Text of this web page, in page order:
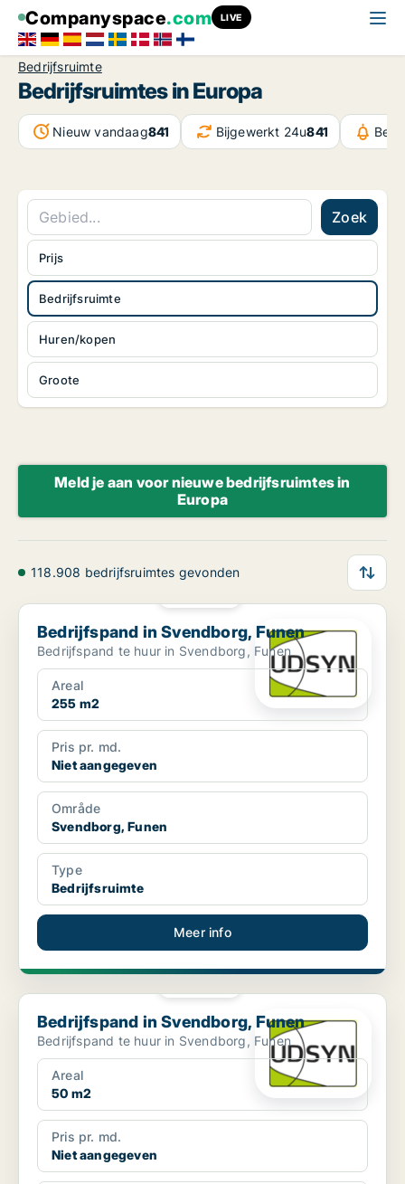
Companyspace.com LIVE
Bedrijfsruimte
Bedrijfsruimtes in Europa
Nieuw vandaag841 Bijgewerkt 24u841
Zoek
Bedrijfsruimte
Huren/kopen
Groote
Prijs
Meld je aan voor nieuwe bedrijfsruimtes in
Europa
118.908 bedrijfsruimtes gevonden
Bedrijfspand in Svendborg, Funen
Bedrijfspand in Svendborg, Funen
Bedrijfspand te huur in Svendborg, Funen
Areal
255 m2
Pris pr. md.
Niet aangegeven
Område
Svendborg, Funen
Type
Bedrijfsruimte
Meer info
Bedrijfspand in Svendborg, Funen
Bedrijfspand in Svendborg, Funen
Bedrijfspand te huur in Svendborg, Funen
Areal
50 m2
Pris pr. md.
Niet aangegeven